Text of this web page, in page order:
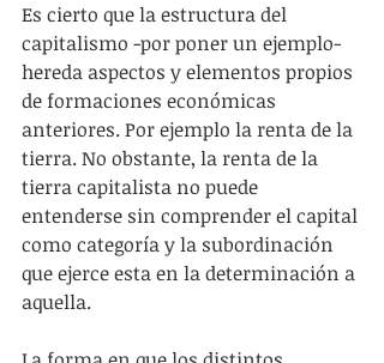
Es cierto que la estructura del
capitalismo -por poner un ejemplo-
hereda aspectos y elementos propios
de formaciones económicas
anteriores. Por ejemplo la renta de la
tierra. No obstante, la renta de la
tierra capitalista no puede
entenderse sin comprender el capital
como categoría y la subordinación
que ejerce esta en la determinación a
aquella.